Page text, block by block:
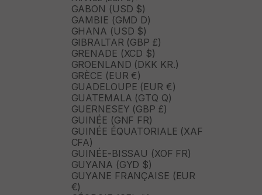
GABON (USD $)
GAMBIE (GMD D)
GHANA (USD $)
GIBRALTAR (GBP £)
GRENADE (XCD $)
GROENLAND (DKK KR.)
GRÈCE (EUR €)
GUADELOUPE (EUR €)
GUATEMALA (GTQ Q)
GUERNESEY (GBP £)
GUINÉE (GNF FR)
GUINÉE ÉQUATORIALE (XAF
CFA)
GUINÉE-BISSAU (XOF FR)
GUYANA (GYD $)
GUYANE FRANÇAISE (EUR
€)